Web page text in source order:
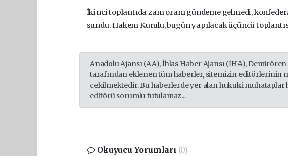
İkinci toplantıda zam oranı gündeme gelmedi,
sundu. Hakem Kurulu, bugün yapılacak üçüncü
Anadolu Ajansı (AA), İhlas Haber Ajansı (İHA),
tarafından eklenen tüm haberler, sitemizin editörlerinin
çekilmektedir. Bu haberlerde yer alan hukuki
editörü sorumlu tutulamaz...
Okuyucu Yorumları (0)